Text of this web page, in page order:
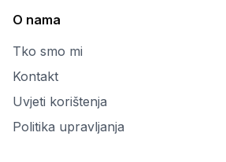
O nama
Tko smo mi
Kontakt
Uvjeti korištenja
Politika upravljanja